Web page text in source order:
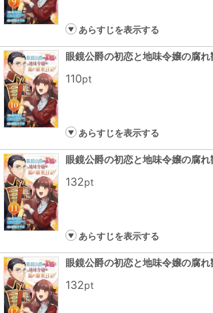
あらすじを表示する
110pt
あらすじを表示する
132pt
あらすじを表示する
132pt